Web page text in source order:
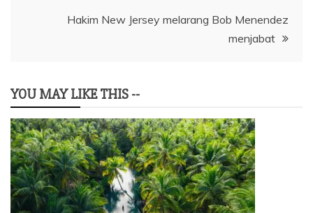
Hakim New Jersey melarang Bob Menendez
menjabat
YOU MAY LIKE THIS --